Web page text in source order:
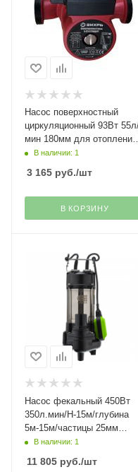
Насос поверхностный
циркуляционный 93Вт 55л/
мин 180мм для отопления
BRS25/6G Belamos(34)
В наличии: 1
3 165 руб./шт
В КОРЗИНУ
Насос фекальный 450Вт
350л.мин/Н-15м/глубина
5м-15м/частицы 25мм
СФН450 Сибртех(31)
В наличии: 1
11 805 руб./шт